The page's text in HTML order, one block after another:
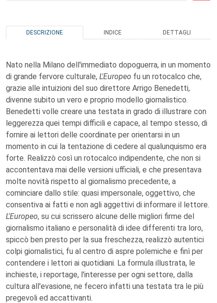
DESCRIZIONE INDICE DETTAGLI
Nato nella Milano dell'immediato dopoguerra, in un momento
di grande fervore culturale, L'Europeo fu un rotocalco che,
grazie alle intuizioni del suo direttore Arrigo Benedetti,
divenne subito un vero e proprio modello giornalistico.
Benedetti volle creare una testata in grado di illustrare con
leggerezza quei tempi difficili e capace, al tempo stesso, di
fornire ai lettori delle coordinate per orientarsi in un
momento in cui la tentazione di cedere al qualunquismo era
forte. Realizzò così un rotocalco indipendente, che non si
accontentava mai delle versioni ufficiali, e che presentava
molte novità rispetto al giornalismo precedente, a
cominciare dallo stile: quasi impersonale, oggettivo, che
consentiva ai fatti e non agli aggettivi di informare il lettore.
L'Europeo, su cui scrissero alcune delle migliori firme del
giornalismo italiano e personalità di idee differenti tra loro,
spiccò ben presto per la sua freschezza, realizzò autentici
colpi giornalistici, fu al centro di aspre polemiche e finì per
contendere i lettori ai quotidiani. La formula illustrata, le
inchieste, i reportage, l'interesse per ogni settore, dalla
cultura all'evasione, ne fecero infatti una testata tra le più
pregevoli ed accattivanti.